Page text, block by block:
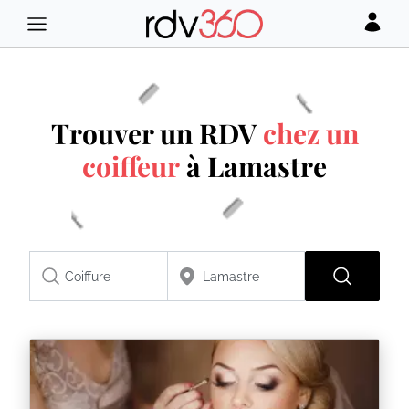
Trouver un RDVchez un
coiffeurà Lamastre